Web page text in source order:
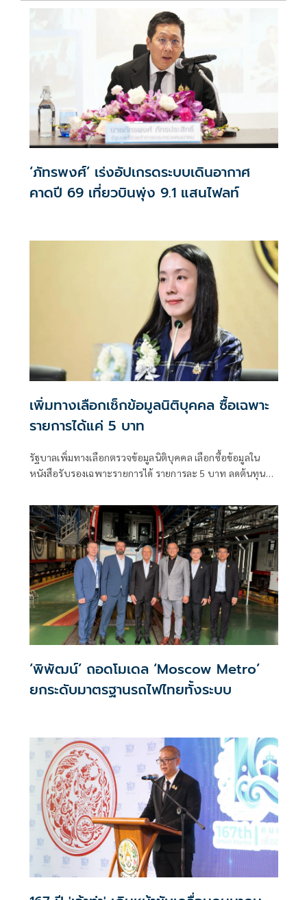
‘ภัทรพงศ์’ เร่งอัปเกรดระบบเดินอากาศ
คาดปี 69 เที่ยวบินพุ่ง 9.1 แสนไฟลท์
เพิ่มทางเลือกเช็กข้อมูลนิติบุคคล ซื้อเฉพาะ
รายการได้แค่ 5 บาท
รัฐบาลเพิ่มทางเลือกตรวจข้อมูลนิติบุคคล เลือกซื้อข้อมูลใน
หนังสือรับรองเฉพาะรายการได้ รายการละ 5 บาท ลดต้นทุน
‘พิพัฒน์’ ถอดโมเดล ‘Moscow Metro’
ยกระดับมาตรฐานรถไฟไทยทั้งระบบ